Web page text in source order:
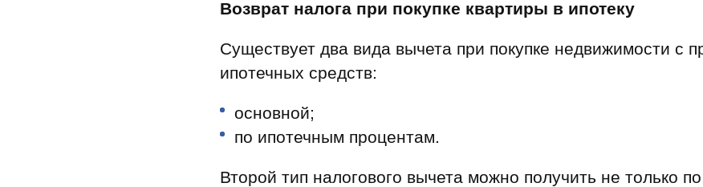
скидки
квартиры
Субсидии
Материнский капитал
Возврат налога при покупке квартиры в ипотеку
Существует два вида вычета при покупке недвижимости с
ипотечных средств:
основной;
по ипотечным процентам.
Второй тип налогового вычета можно получить не только